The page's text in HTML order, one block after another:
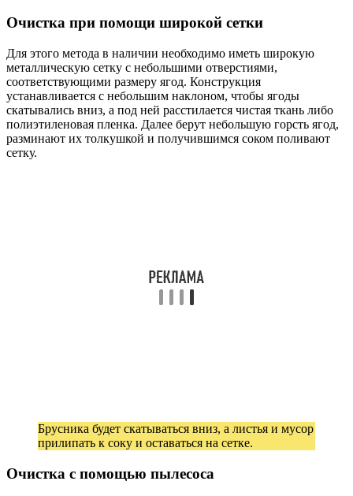
Очистка при помощи широкой сетки
Для этого метода в наличии необходимо иметь широкую
металлическую сетку с небольшими отверстиями,
соответствующими размеру ягод. Конструкция
устанавливается с небольшим наклоном, чтобы ягоды
скатывались вниз, а под ней расстилается чистая ткань либо
полиэтиленовая пленка. Далее берут небольшую горсть ягод,
разминают их толкушкой и получившимся соком поливают
сетку.
Брусника будет скатываться вниз, а листья и мусор
прилипать к соку и оставаться на сетке.
Очистка с помощью пылесоса